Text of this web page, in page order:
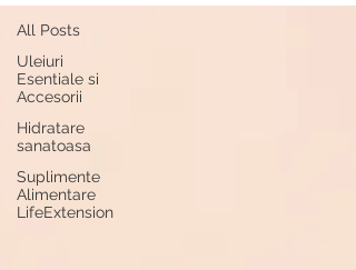
All Posts
Uleiuri
Esentiale si
Accesorii
Hidratare
sanatoasa
Suplimente
Alimentare
LifeExtension